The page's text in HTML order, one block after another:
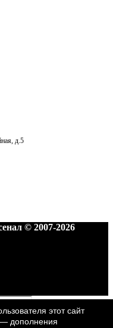
д.5
© 2007-2026
этот сайт
дополнения